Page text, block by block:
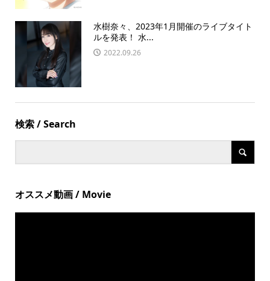
水樹奈々、2023年1月開催のライブタイト
ルを発表！ 水...
2022.09.26
検索 / Search
オススメ動画 / Movie